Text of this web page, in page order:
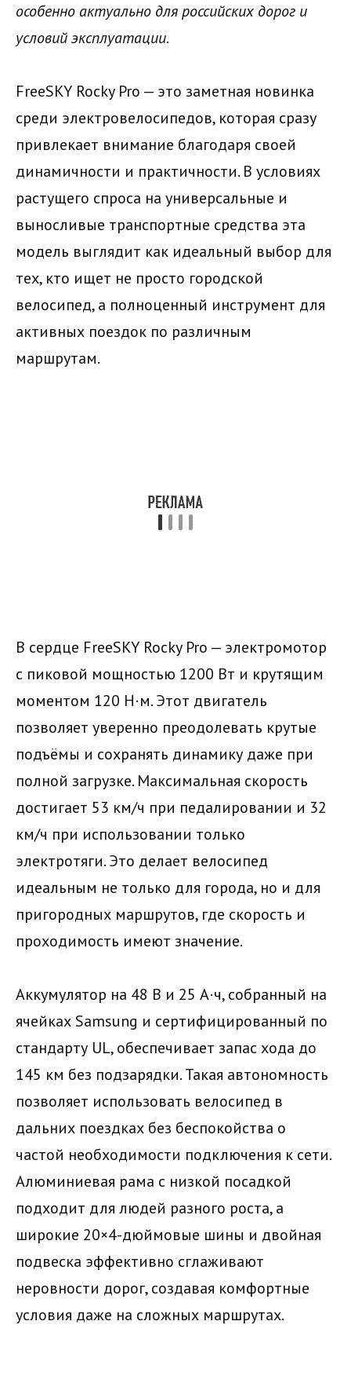
особенно актуально для российских дорог и
условий эксплуатации.
FreeSKY Rocky Pro — это заметная новинка
среди электровелосипедов, которая сразу
привлекает внимание благодаря своей
динамичности и практичности. В условиях
растущего спроса на универсальные и
выносливые транспортные средства эта
модель выглядит как идеальный выбор для
тех, кто ищет не просто городской
велосипед, а полноценный инструмент для
активных поездок по различным
маршрутам.
В сердце FreeSKY Rocky Pro — электромотор
с пиковой мощностью 1200 Вт и крутящим
моментом 120 Н·м. Этот двигатель
позволяет уверенно преодолевать крутые
подъёмы и сохранять динамику даже при
полной загрузке. Максимальная скорость
достигает 53 км/ч при педалировании и 32
км/ч при использовании только
электротяги. Это делает велосипед
идеальным не только для города, но и для
пригородных маршрутов, где скорость и
проходимость имеют значение.
Аккумулятор на 48 В и 25 А·ч, собранный на
ячейках Samsung и сертифицированный по
стандарту UL, обеспечивает запас хода до
145 км без подзарядки. Такая автономность
позволяет использовать велосипед в
дальних поездках без беспокойства о
частой необходимости подключения к сети.
Алюминиевая рама с низкой посадкой
подходит для людей разного роста, а
широкие 20×4-дюймовые шины и двойная
подвеска эффективно сглаживают
неровности дорог, создавая комфортные
условия даже на сложных маршрутах.